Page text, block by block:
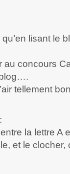
lisant le
au concours
tellement
la lettre A
et le clocher,